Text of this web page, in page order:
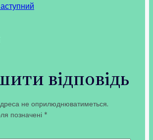
відповідь
не оприлюднюватиметься.
позначені *